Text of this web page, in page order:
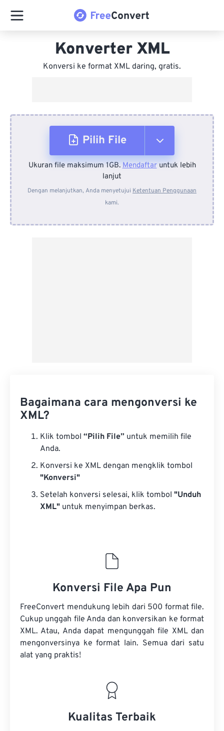
Konverter XML
Konversi ke format XML daring, gratis.
Pilih File
Dari Perangkat
Dari Dropbox
Ukuran file maksimum 1GB.Mendaftaruntuk lebih
lanjut
Dengan melanjutkan, Anda menyetujui Ketentuan Penggunaan
kami.
Bagaimana cara mengonversi ke
XML?
Klik tombol “Pilih File” untuk memilih file
Anda.
Konversi ke XML dengan mengklik tombol
"Konversi"
Setelah konversi selesai, klik tombol "Unduh
XML" untuk menyimpan berkas.
Konversi File Apa Pun
FreeConvert mendukung lebih dari 500 format file.
Cukup unggah file Anda dan konversikan ke format
XML. Atau, Anda dapat mengunggah file XML dan
mengonversinya ke format lain. Semua dari satu
alat yang praktis!
Kualitas Terbaik